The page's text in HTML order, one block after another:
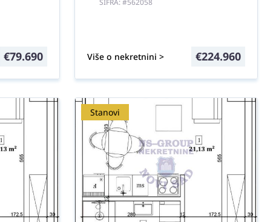
€79.690
ŠIFRA: #562058
Više o nekretnini > €224.960
Stanovi